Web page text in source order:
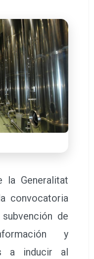
Generalitat
convocatoria
de
y
a inducir al